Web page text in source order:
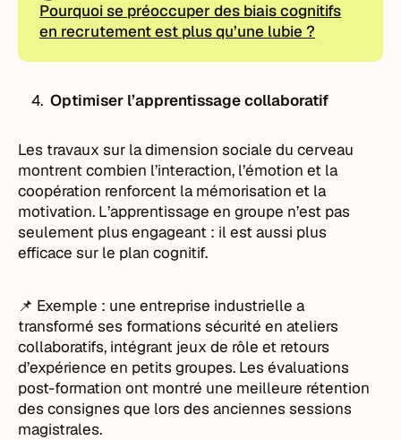
Pourquoi se préoccuper des biais cognitifs
en recrutement est plus qu’une lubie ?
Optimiser l’apprentissage collaboratif
Les travaux sur la dimension sociale du cerveau
montrent combien l’interaction, l’émotion et la
coopération renforcent la mémorisation et la
motivation. L’apprentissage en groupe n’est pas
seulement plus engageant : il est aussi plus
efficace sur le plan cognitif.
📌 Exemple : une entreprise industrielle a
transformé ses formations sécurité en ateliers
collaboratifs, intégrant jeux de rôle et retours
d’expérience en petits groupes. Les évaluations
post-formation ont montré une meilleure rétention
des consignes que lors des anciennes sessions
magistrales.